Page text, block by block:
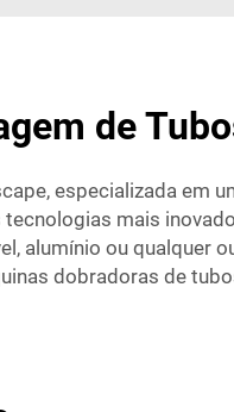
de
especializada em
mais
alumínio ou qualquer
dobradoras de